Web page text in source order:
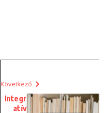
Következő
Integr
atív